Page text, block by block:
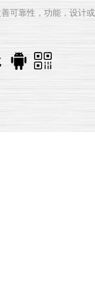
可靠性，功能，设计或